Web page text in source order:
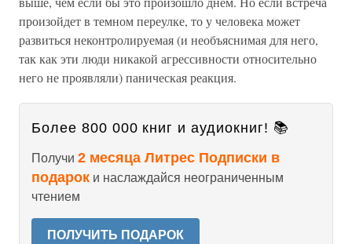
произойдет в темном переулке, то у человека может
развиться неконтролируемая (и необъяснимая для него,
так как эти люди никакой агрессивности относительно
него не проявляли) паническая реакция.
Более 800 000 книг и аудиокниг! 📚
Получи 2 месяца Литрес Подписки в
подарок и наслаждайся неограниченным
чтением
ПОЛУЧИТЬ ПОДАРОК